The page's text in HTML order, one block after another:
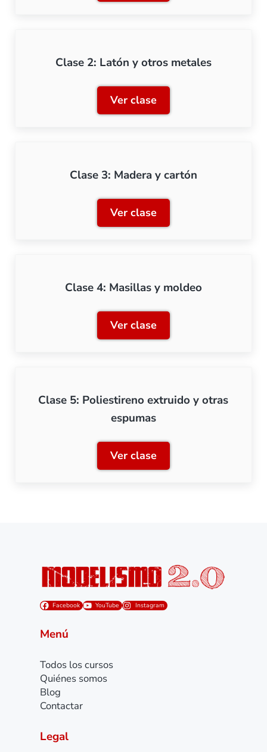
Clase 2: Latón y otros metales
Ver claseClase 2: Latón y otros
Clase 3: Madera y cartón
Ver claseClase 3: Madera y cartón
Clase 4: Masillas y moldeo
Ver claseClase 4: Masillas y moldeo
Clase 5: Poliestireno extruido y otras
espumas
Ver claseClase 5: Poliestireno
Facebook YouTube Instagram
Menú
Todos los cursos
Quiénes somos
Blog
Contactar
Legal